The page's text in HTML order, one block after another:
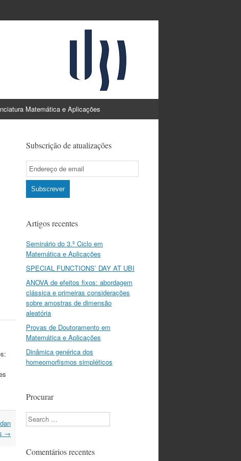
Matemática e Aplicações
→
Subscrição de atualizações
Email
Subscription
Subscrever
Artigos recentes
Seminário do 3.º Ciclo em
Matemática e Aplicações
SPECIAL FUNCTIONS’ DAY AT UBI
ANOVA de efeitos fixos: abordagem
clássica e primeiras considerações
sobre amostras de dimensão
aleatória
Provas de Doutoramento em
Matemática e Aplicações
Dinâmica genérica dos
homeomorfismos simpléticos
Procurar
Search
Comentários recentes